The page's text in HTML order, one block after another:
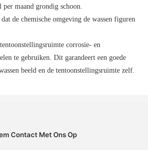
maand grondig schoon.
de chemische omgeving de wassen figuren
corrosie- en
te gebruiken. Dit garandeert een goede
beeld en de tentoonstellingsruimte zelf.
Contact Met Ons Op